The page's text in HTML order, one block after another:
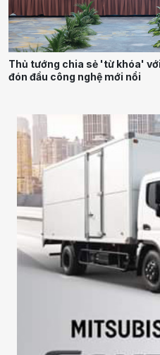
Thủ tướng chia sẻ 'từ khóa'
đón đầu công nghệ mới nổi